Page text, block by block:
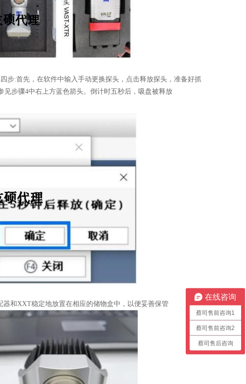
:首先，在软件中输入手动更换探头，点击释放探头，准备好抓
步骤4中右上方蓝色箭头。倒计时五秒后，吸盘被释放
和XXT稳定地放置在相应的储物盒中，以便妥善保管
在线咨询
蔡司售前咨询1
蔡司售前咨询2
蔡司售后咨询